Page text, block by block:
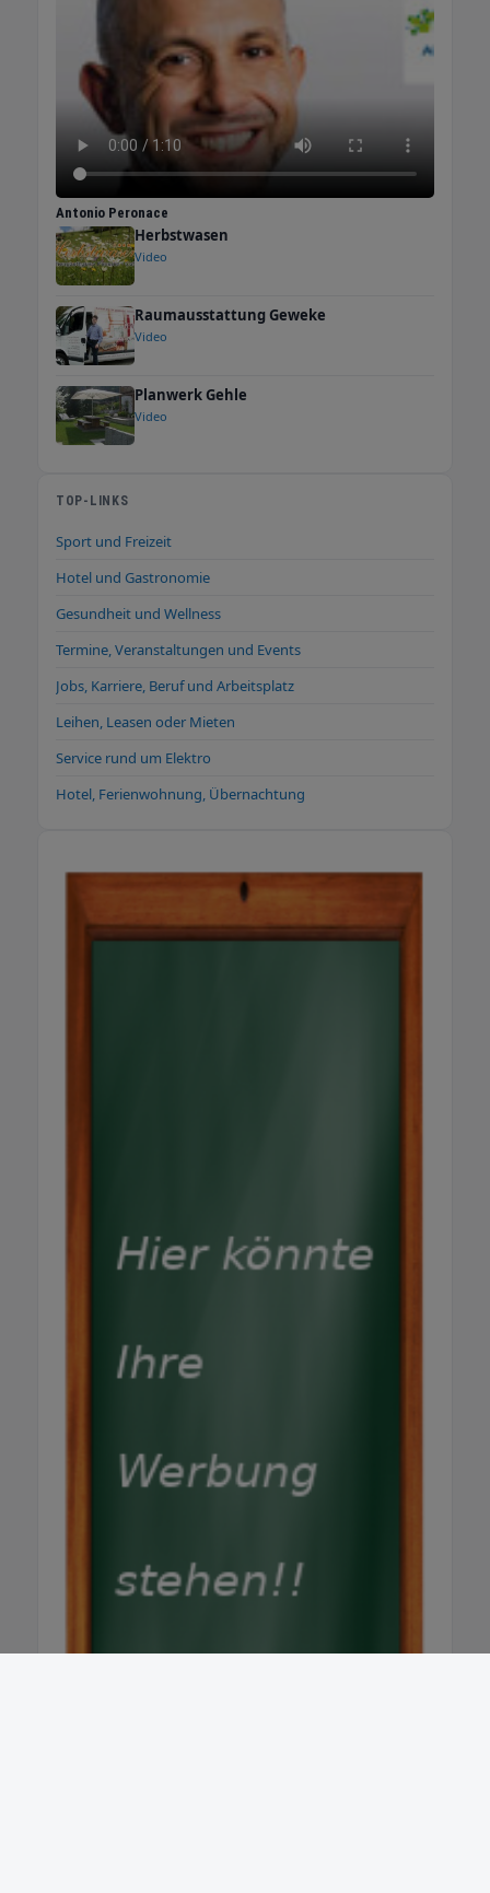
Alltagschaos wieder lebensfroh und glücklich
zu sein! Meine Mission: Stress? Den kriegen
wir gemeinsam klein! Spezialistin für
Lösungen (sogar die kniffligen!)
Persönlichkeitsentwicklung – weil das Leben
nicht nur Arbeiten ist Träume verwirklichen
und glücklich sein? Na klar, das geht! Buchen
freue mich schon riesig auf Sie! Hier gehts
zum Podcast: Link Hier gehts zum Instagram-
Antonio Peronace
Herbstwasen
Video
Raumausstattung Geweke
Video
Planwerk Gehle
Video
TOP-LINKS
Sport und Freizeit
Hotel und Gastronomie
Gesundheit und Wellness
Termine, Veranstaltungen und Events
Jobs, Karriere, Beruf und Arbeitsplatz
Leihen, Leasen oder Mieten
Service rund um Elektro
Hotel, Ferienwohnung, Übernachtung